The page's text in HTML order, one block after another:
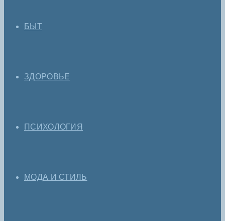
БЫТ
ЗДОРОВЬЕ
ПСИХОЛОГИЯ
МОДА И СТИЛЬ